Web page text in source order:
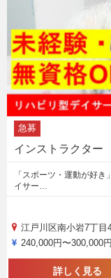
急募
インストラクタ
「スポーツ・運動が好
イサー…
江戸川区南小岩7丁
240,000円〜300,000円
詳しく見る